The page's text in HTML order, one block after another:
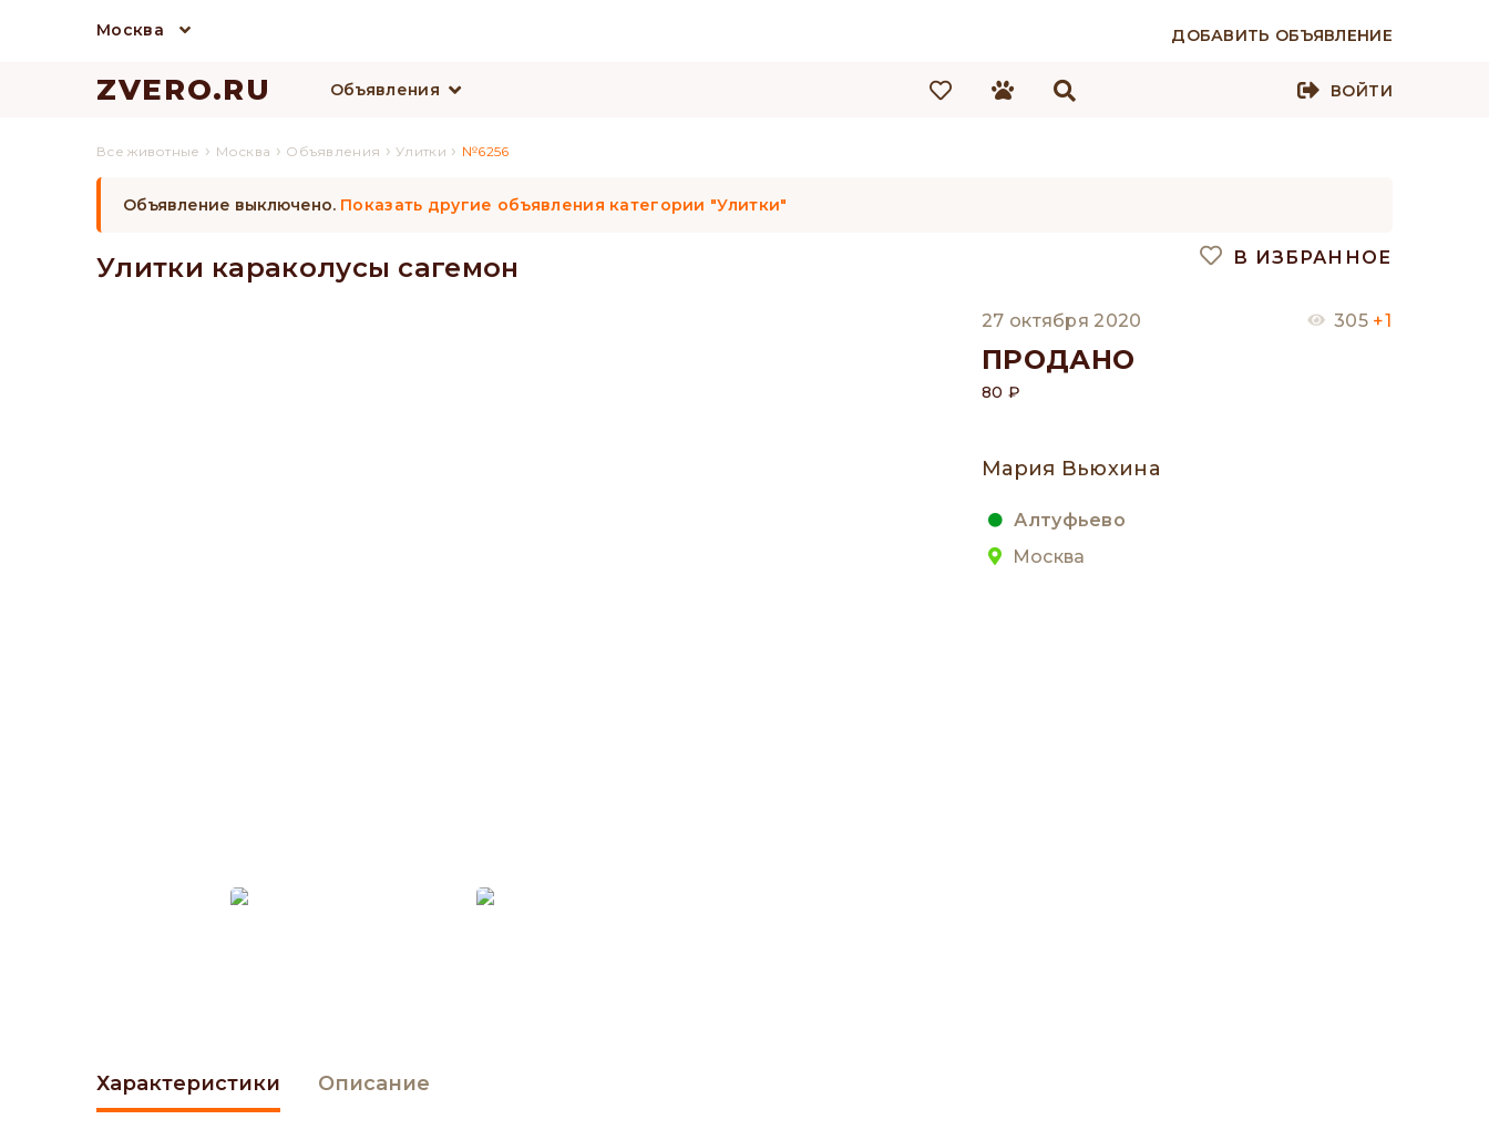
Москва ДОБАВИТЬ ОБЪЯВЛЕНИЕ
ZVERO.RU Объявления ВОЙТИ
Все животные › Москва › Объявления ›Улитки › №6256
Объявление выключено. Показать другие объявления категории "Улитки"
Улитки караколусы сагемон
Характеристики Описание
В ИЗБРАННОЕ
27 октября 2020 305 +1
ПРОДАНО
80 ₽
Мария Вьюхина
Алтуфьево
Москва